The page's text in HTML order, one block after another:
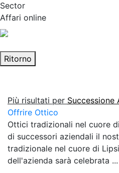
Sector
Affari online
Ritorno
Più risultati per Successione
Offrire Ottico
Ottici tradizionali nel cuore
di successori aziendali il
tradizionale nel cuore di
dell'azienda sarà celebrata ...